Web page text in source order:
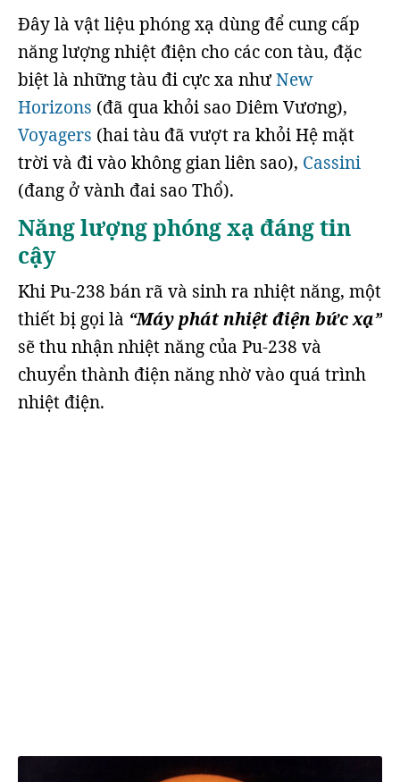
Đây là vật liệu phóng xạ dùng để cung cấp
năng lượng nhiệt điện cho các con tàu, đặc
biệt là những tàu đi cực xa nhưNew
Horizons (đã qua khỏi sao Diêm Vương),
Voyagers (hai tàu đã vượt ra khỏi Hệ mặt
trời và đi vào không gian liên sao), Cassini
(đang ở vành đai sao Thổ).
Năng lượng phóng xạ đáng tin
cậy
Khi Pu-238 bán rã và sinh ra nhiệt năng, một
thiết bị gọi là “Máy phát nhiệt điện bức xạ”
sẽ thu nhận nhiệt năng của Pu-238 và
chuyển thành điện năng nhờ vào quá trình
nhiệt điện.